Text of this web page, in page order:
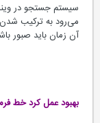
می‌رود به ترکیب شدن
آن زمان باید صبور
بهبود عمل کرد خط فرمان